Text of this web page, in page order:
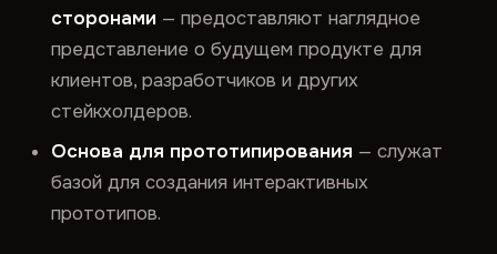
сторонами — предоставляют наглядное
представление о будущем продукте для
клиентов, разработчиков и других
стейкхолдеров.
Основа для прототипирования — служат
базой для создания интерактивных
прототипов.